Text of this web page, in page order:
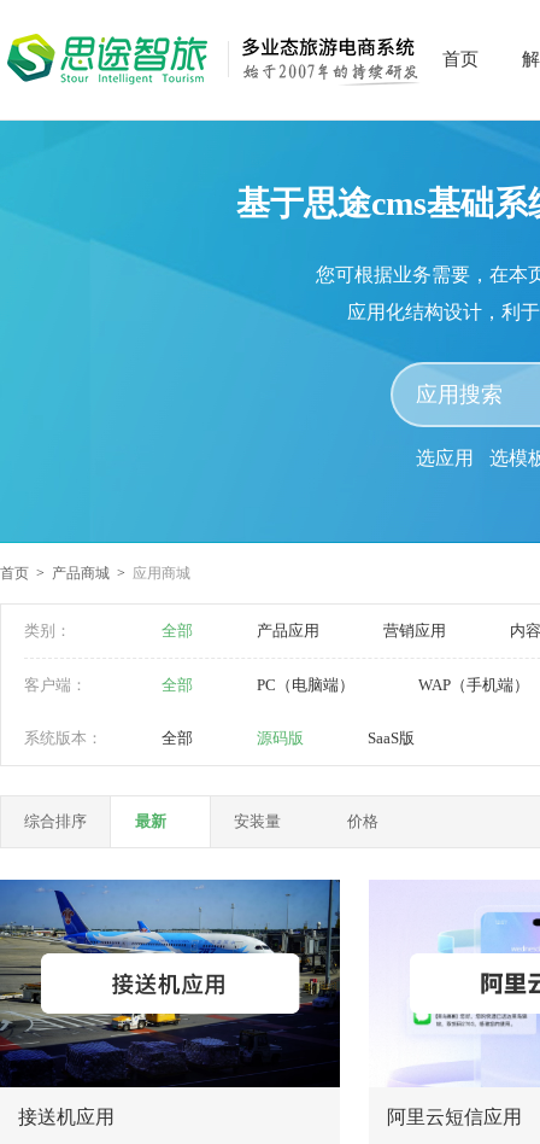
首页
基于思途cms基础
您可根据业务需要，在本
应用化结构设计，利
选应用 选模
首页 > 产品商城 > 应用商城
类别： 全部 产品应用 营销应用 内
客户端： 全部 PC（电脑端） WAP（手机端）
系统版本： 全部 源码版 SaaS版
综合排序 最新 安装量 价格
接送机应用 阿里云短信应用